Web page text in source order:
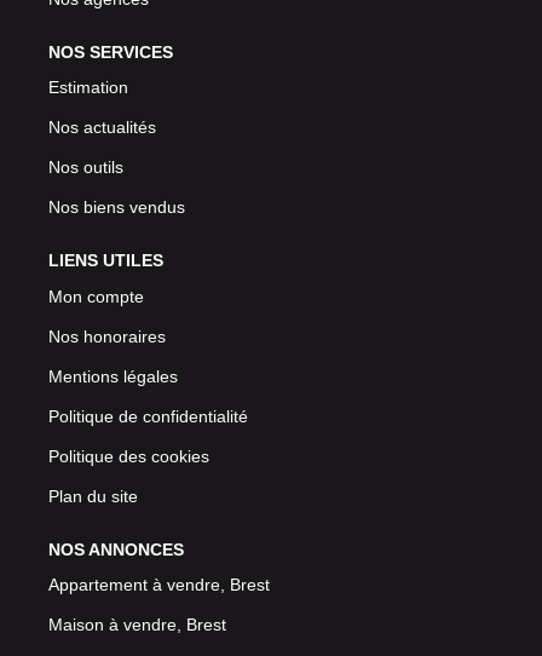
NOS SERVICES
Estimation
Nos actualités
Nos outils
Nos biens vendus
LIENS UTILES
Mon compte
Nos honoraires
Mentions légales
Politique de confidentialité
Politique des cookies
Plan du site
NOS ANNONCES
Appartement à vendre, Brest
Maison à vendre, Brest